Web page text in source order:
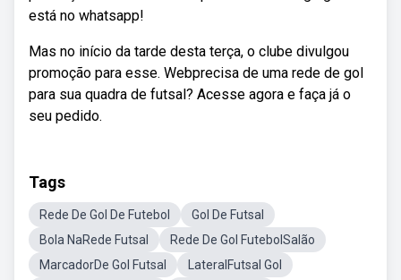
está no whatsapp!
Mas no início da tarde desta terça, o clube divulgou
promoção para esse. Webprecisa de uma rede de gol
para sua quadra de futsal? Acesse agora e faça já o
seu pedido.
Tags
Rede De Gol De Futebol
Gol De Futsal
Bola NaRede Futsal
Rede De Gol FutebolSalão
MarcadorDe Gol Futsal
LateralFutsal Gol